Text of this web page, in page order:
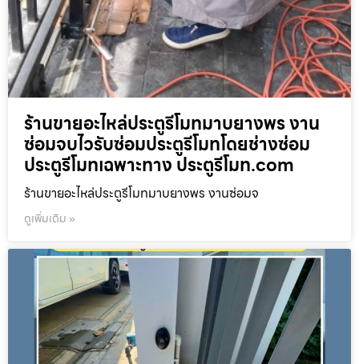
ร้านขายอะไหล่ประตูรีโมทมาบยางพร งาน
ซ่อมจบไวรับซ่อมประตูรีโมทโดยช่างซ่อม
ประตูรีโมทเฉพาะทาง ประตูรีโมท.com
ร้านขายอะไหล่ประตูรีโมทมาบยางพร งานซ่อมจ
ดูเพิ่มเติม »